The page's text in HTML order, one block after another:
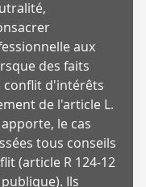
aux
des faits
conflit d'intérêts
de l'article L.
le cas
tous conseils
(article R 124-12
Ils